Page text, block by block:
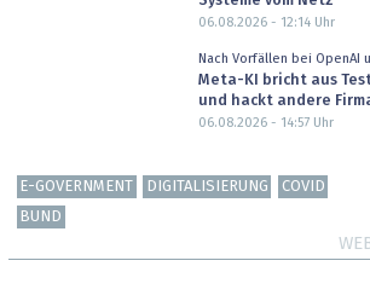
06.08.2026 - 12:14Uhr
Nach Vorfällen bei OpenAI
Meta-KI bricht aus
und hackt andere
06.08.2026 - 14:57Uhr
E-GOVERNMENT DIGITALISIERUNG
COVID
BUND